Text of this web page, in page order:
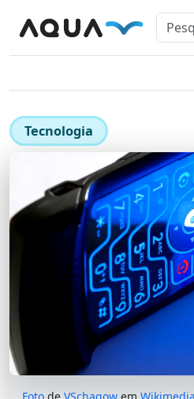
Tecnologia